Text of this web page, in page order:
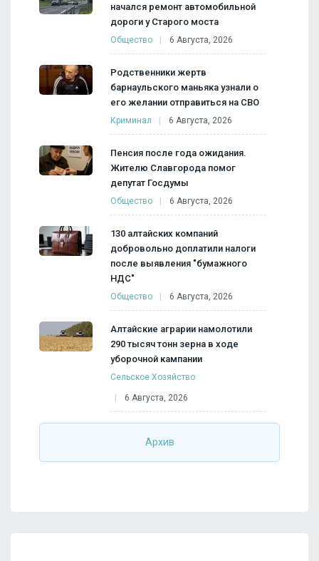
начался ремонт автомобильной
дороги у Старого моста
Общество 6 Августа, 2026
Родственники жертв
барнаульского маньяка узнали о
его желании отправиться на СВО
Криминал 6 Августа, 2026
Пенсия после года ожидания.
Жителю Славгорода помог
депутат Госдумы
Общество 6 Августа, 2026
130 алтайских компаний
добровольно доплатили налоги
после выявления "бумажного
НДС"
Общество 6 Августа, 2026
Алтайские аграрии намолотили
290 тысяч тонн зерна в ходе
уборочной кампании
Сельское Хозяйство
6 Августа, 2026
Архив